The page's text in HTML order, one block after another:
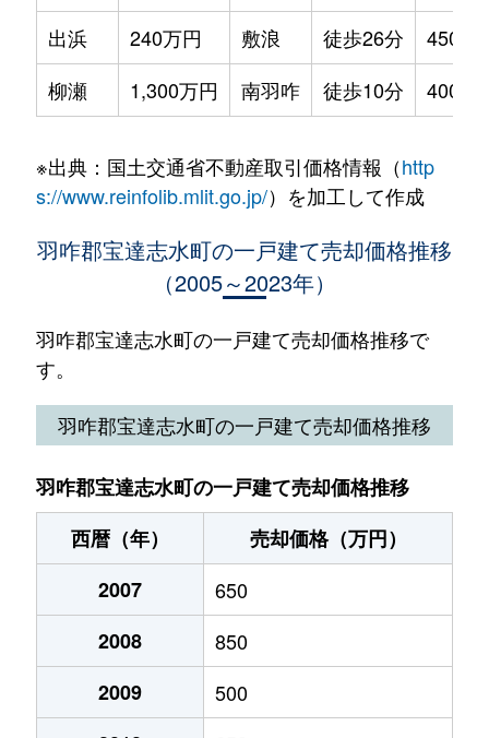
出浜
240万円 敷浪 徒歩26分
450m²
柳瀬
1,300万円 南羽咋 徒歩10分 400m²
※出典：国土交通省不動産取引価格情報（http
s://www.reinfolib.mlit.go.jp/）を加工して作成
羽咋郡宝達志水町の一戸建て売却価格推移
（2005～2023年）
羽咋郡宝達志水町の一戸建て売却価格推移で
す。
羽咋郡宝達志水町の一戸建て売却価格推移
羽咋郡宝達志水町の一戸建て売却価格推移
西暦（年）
売却価格（万円）
2007
650
2008
850
2009
500